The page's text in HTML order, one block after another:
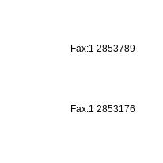
Fax:1 2853789
Fax:1 2853176